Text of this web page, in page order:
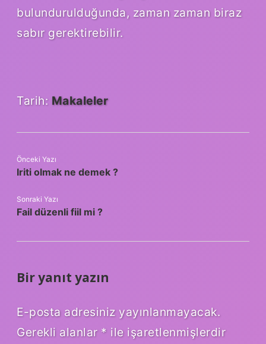
bulundurulduğunda, zaman zaman biraz
sabır gerektirebilir.
Tarih: Makaleler
Önceki Yazı
Iriti olmak ne demek ?
Sonraki Yazı
Fail düzenli fiil mi ?
Bir yanıt yazın
E-posta adresiniz yayınlanmayacak.
Gerekli alanlar * ile işaretlenmişlerdir